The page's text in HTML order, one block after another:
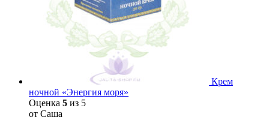
Крем
ночной «Энергия моря»
Оценка 5 из 5
от Саша